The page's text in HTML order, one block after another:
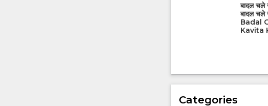
बादल चले
बादल चले
Badal
Kavita
Categories